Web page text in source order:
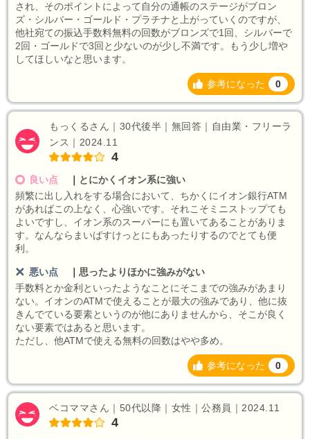
され、そのポイントによって自分の通帳のステージがブロン
ズ・シルバー・ゴールド・プラチナと上がっていくのですが、
他社宛ての振込手数料無料の回数がブロンズで1回、シルバーで
2回・ゴールドで3回と少ないのが少し不満です。もう少し増や
してほしいなと思います。
参考になった 0
もっくるさん｜30代後半｜無回答｜自由業・フリーラ
ンス｜2024.11
4
良い点
とにかくイオン系に強い
頻繁に出し入れをする場合において、ちかくにイオン銀行ATM
があればこの上なく、心強いです。それこそミニストップても
よいですし、イオン系のスーパーにも置いてあることがありま
す。なんならまいばすけっとにもあったりするのでとても便
利。
悪い点
思ったよりほかに強みがない
手数料とか金利といったようなことにそこまでの強みがあまり
ない。イオンのATMで使えることが最大の強みであり、他に抜
きんでている要素というのが他にありませんから、そこが良く
ない要素ではあると思います。
ただし、他ATMで使える無料の回数はやや多め。
参考になった 0
ベコママさん｜50代以降｜女性｜公務員｜2024.11
4